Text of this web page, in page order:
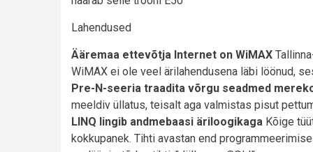
Lahendused
Ääremaa ettevõtja Internet on WiMAX
WiMAX ei ole veel ärilahendusena läbi löönud,
Pre-N-seeria traadita võrgu seadmed
meeldiv üllatus, teisalt aga valmistas pisut
LINQ lingib andmebaasi äriloogikaga Kõige
kokkupanek. Tihti avastan end